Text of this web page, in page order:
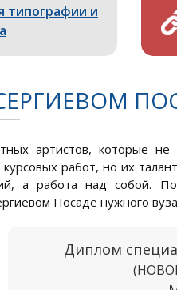
типографии и
артистов, которые не
работ, но их
а работа над собой.
Посаде нужного
Диплом